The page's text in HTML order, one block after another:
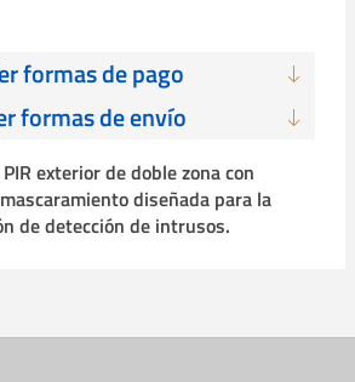
formas de pago
formas de envío
exterior de doble zona con
diseñada para la
de detección de intrusos.